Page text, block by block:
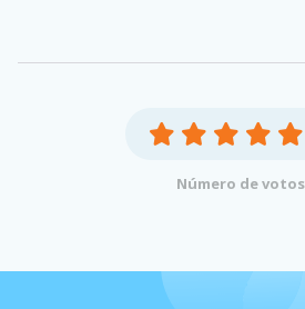
Número de